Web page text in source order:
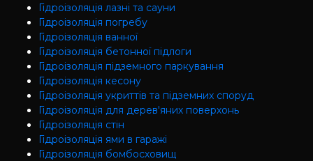
Гідроізоляція лазні та сауни
Гідроізоляція погребу
Гідроізоляція ванної
Гідроізоляція бетонної підлоги
Гідроізоляція підземного паркування
Гідроізоляція кесону
Гідроізоляція укриттів та підземних споруд
Гідроізоляція для дерев'яних поверхонь
Гідроізоляція стін
Гідроізоляція ями в гаражі
Гідроізоляція бомбосховищ